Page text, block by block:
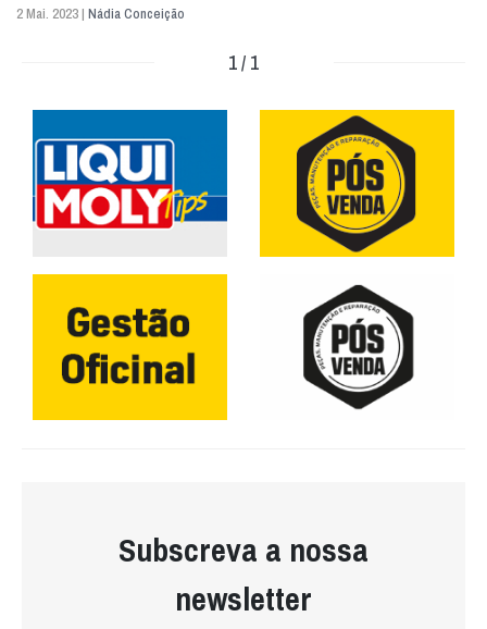
2 Mai. 2023 | Nádia Conceição
1 / 1
Subscreva a nossa
newsletter